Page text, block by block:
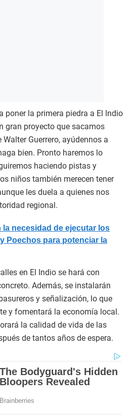
poner la primera piedra a El Indio
gran proyecto que sacamos
Guerrero, ayúdennos a
bien. Pronto haremos lo
haciendo pistas y
niños también merecen tener
les duela a quienes nos
regional.
la necesidad de ejecutar los
Poechos para potenciar la
en El Indio se hará con
Además, se instalarán
y señalización, lo que
y fomentará la economía local.
la calidad de vida de las
de tantos años de espera.